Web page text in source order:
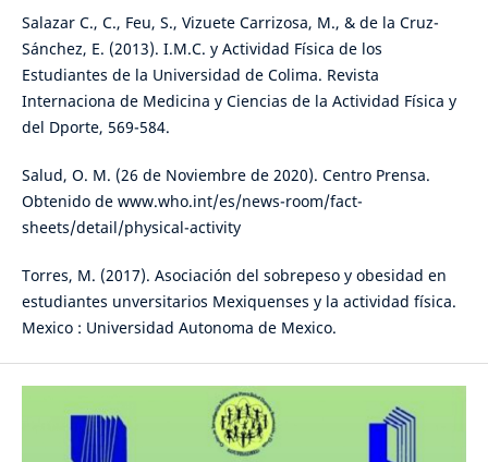
Salazar C., C., Feu, S., Vizuete Carrizosa, M., & de la Cruz-
Sánchez, E. (2013). I.M.C. y Actividad Física de los
Estudiantes de la Universidad de Colima. Revista
Internaciona de Medicina y Ciencias de la Actividad Física y
del Dporte, 569-584.
Salud, O. M. (26 de Noviembre de 2020). Centro Prensa.
Obtenido de www.who.int/es/news-room/fact-
sheets/detail/physical-activity
Torres, M. (2017). Asociación del sobrepeso y obesidad en
estudiantes unversitarios Mexiquenses y la actividad física.
Mexico : Universidad Autonoma de Mexico.